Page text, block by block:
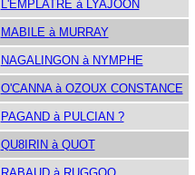
L'EMPLATRE à LYAJOON
MABILE à MURRAY
NAGALINGON à NYMPHE
O'CANNA à OZOUX CONSTANCE
PAGAND à PULCIAN ?
QU8IRIN à QUOT
RABAUD à RUGGOO